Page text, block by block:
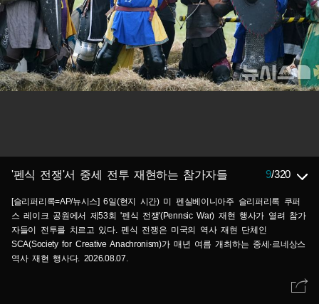
'펜식 전쟁'서 중세 전투 재현하는 참가자들 9/320
[슬리퍼리록=AP/뉴시스] 6일(현지 시간) 미 펜실베이니아주 슬리퍼리록 쿠퍼
스 레이크 공원에서 제53회 '펜식 전쟁'(Pennsic War) 재현 행사가 열려 참가
자들이 전투를 치르고 있다. 펜식 전쟁은 미국의 역사 재현 단체인
SCA(Society for Creative Anachronism)가 매년 여름 개최하는 중세·르네상스
역사 재현 행사다. 2026.08.07.